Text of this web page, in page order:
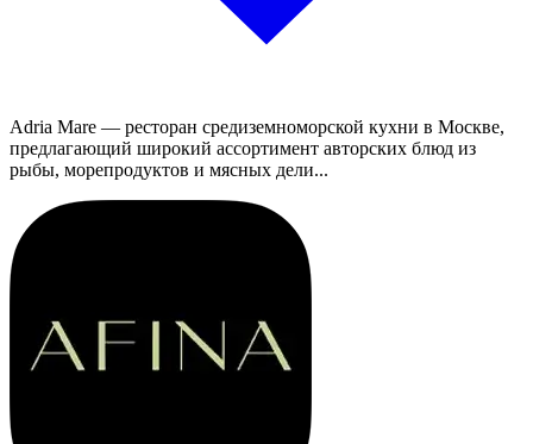
Adria Mare — ресторан средиземноморской кухни в Москве,
предлагающий широкий ассортимент авторских блюд из
рыбы, морепродуктов и мясных дели...